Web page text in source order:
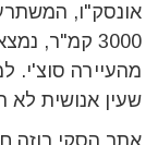
אונסק"ו,
מהעיירה סוצ'י.
שעין אנושית